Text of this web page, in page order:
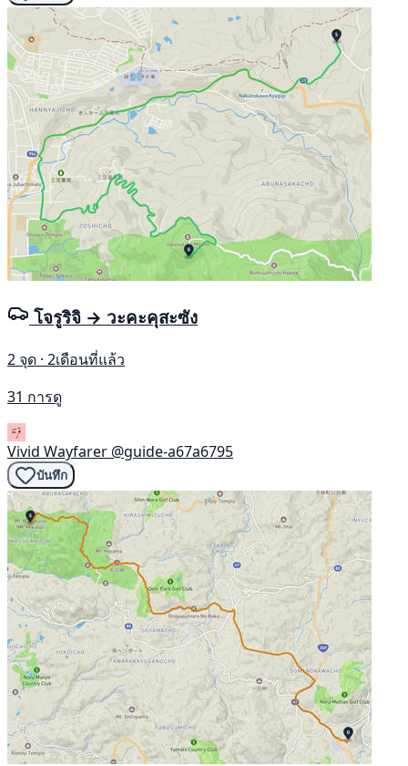
โจรูริจิ → วะคะคุสะซัง
2 จุด · 2เดือนที่แล้ว
31 การดู
Vivid Wayfarer @guide-a67a6795
บันทึก